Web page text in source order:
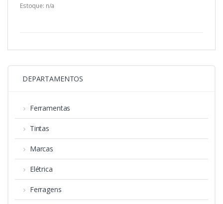
u
Estoque: n/a
DEPARTAMENTOS
Ferramentas
Tintas
Marcas
Elétrica
Ferragens